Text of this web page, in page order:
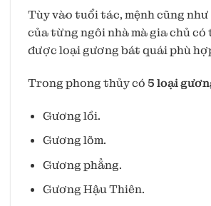
Tùy vào tuổi tác, mệnh cũng
của từng ngôi nhà mà gia chủ
được loại gương bát quái phù
Trong phong thủy có 5 loại
Gương lồi.
Gương lõm.
Gương phẳng.
Gương Hậu Thiên.